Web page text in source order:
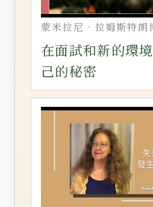
蒙米拉尼‧拉姆斯特朗
在面試和新的環
己的秘密